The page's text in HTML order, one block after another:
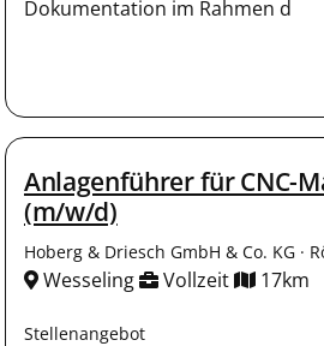
Dokumentation im Rahmen d
Anlagenführer für CNC-
(m/w/d)
Hoberg & Driesch GmbH & Co. KG ·
Wesseling Vollzeit 17km
Stellenangebot